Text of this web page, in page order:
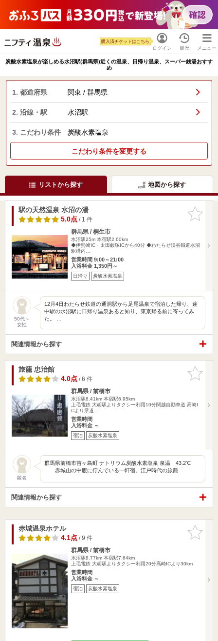
ログイン
購入済チケットはこちら
履歴 メニュー
炭酸水素塩泉が楽しめる水沼駅(群馬県)近くの温泉、日帰り温泉、スーパー銭湯おすす
め
1. 都道府県 関東 / 群馬県
2. 沿線・駅 水沼駅
3. こだわり条件 炭酸水素塩泉
こだわり条件を変更する
リストから探す 地図から探す
お気に入
りに追加
駅の天然温泉 水沼の湯
5.0点/ 1 件
群馬県 / 桐生市
水沼駅25m 本宿駅2.60km
◆伊勢崎IC・太田藪塚ICから40分 ◆わたらせ渓谷鐵道水沼
駅構内…
営業時間 9:00～21:00
入浴料金 1,350円～
日帰り 炭酸水素塩泉
50代～
女性
12月4日わたらせ鉄道の通洞駅から足尾温泉で宿泊した帰り、途
中駅の水沼駅に日帰り温泉あると知り、東京帰る前に寄ってみ
た。 …
関連情報から探す
お気に入
りに追加
旅籠 忠治館
4.0点/ 6 件
群馬県 / 前橋市
水沼駅8.41km 本宿駅6.95km
上毛電鉄 大胡駅よりタクシー利用10分関越自動車道 高崎I
Cより県道…
営業時間
入浴料金 ～
宿泊 炭酸水素塩泉
匿名
群馬県前橋市苗ヶ島町 ナトリウム炭酸水素塩泉 泉温 43.2℃
赤城山の中腹に佇んでいる一軒宿。江戸時代の旅籠…
関連情報から探す
お気に入
りに追加
赤城温泉ホテル
4.1点/ 9 件
群馬県 / 前橋市
水沼駅8.77km 本宿駅7.64km
上毛電鉄 大胡駅よりタクシー利用20分高崎ICより30km
営業時間
入浴料金 ～
宿泊 炭酸水素塩泉